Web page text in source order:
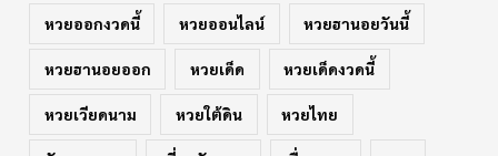
หวยออกงวดนี้ หวยออนไลน์ หวยฮานอยวันนี้
หวยฮานอยออก หวยเด็ด หวยเด็ดงวดนี้
หวยเวียดนาม หวยใต้ดิน หวยไทย